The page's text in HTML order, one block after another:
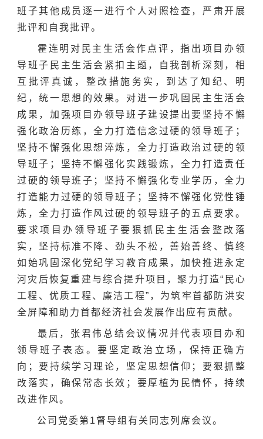
班子其他成员逐一进行个人对照检查，严肃开展
批评和自我批评。
霍连明对民主生活会作点评，指出项目办领
导班子民主生活会紧扣主题，自我剖析深刻，相
互批评真诚，整改措施务实，到达了知纪、明
纪，统一思想的效果。对进一步巩固民主生活会
成果，加强项目办领导班子建设提出要坚持不懈
强化政治历练，全力打造信念过硬的领导班子；
坚持不懈强化思想淬炼，全力打造政治过硬的领
导班子；坚持不懈强化实践锻炼，全力打造责任
过硬的领导班子；坚持不懈强化专业学历，全力
打造能力过硬的领导班子；坚持不懈强化党性锤
炼，全力打造作风过硬的领导班子的五点要求。
要求项目办领导班子要狠抓民主生活会整改落
实，坚持标准不降、劲头不松，善始善终、慎终
如始巩固深化党纪学习教育成果，加快推进永定
河灾后恢复重建与综合提升项目，聚力打造“民心
工程、优质工程、廉洁工程”，为筑牢首都防洪安
全屏障和助力首都经济社会发展作出应有贡献。
最后，张君伟总结会议情况并代表项目办和
领导班子表态。要坚定政治立场，保持正确方
向；要持续学习理论，坚定思想信仰；要狠抓整
改落实，确保常态长效；要厚植为民情怀，持续
改进作风。
公司党委第1督导组有关同志列席会议。